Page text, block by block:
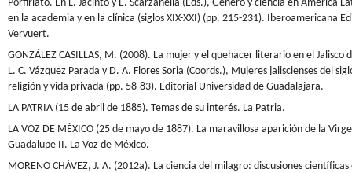
Porfiriato. En L. Jacinto y E. Scarzanella (Eds.), Género y ciencia en América
en la academia y en la clínica (siglos XIX-XXI) (pp. 215-231). Iberoamericana
Vervuert.
GONZÁLEZ CASILLAS, M. (2008). La mujer y el quehacer literario en el Jalisco
L. C. Vázquez Parada y D. A. Flores Soria (Coords.), Mujeres jaliscienses del
religión y vida privada (pp. 58-83). Editorial Universidad de Guadalajara.
LA PATRIA (15 de abril de 1885). Temas de su interés. La Patria.
LA VOZ DE MÉXICO (25 de mayo de 1887). La maravillosa aparición de la
Guadalupe II. La Voz de México.
MORENO CHÁVEZ, J. A. (2012a). La ciencia del milagro: discusiones